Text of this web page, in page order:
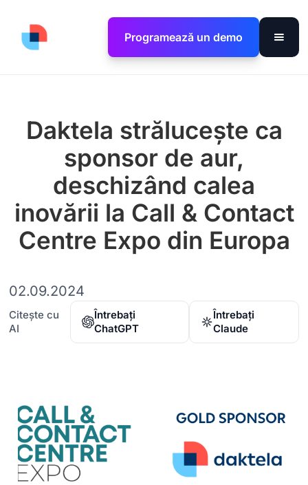
Programează un demo
Daktela strălucește ca
sponsor de aur,
deschizând calea
inovării la Call & Contact
Centre Expo din Europa
02.09.2024
Citește cu
AI
Întrebați
ChatGPT
Întrebați
Claude